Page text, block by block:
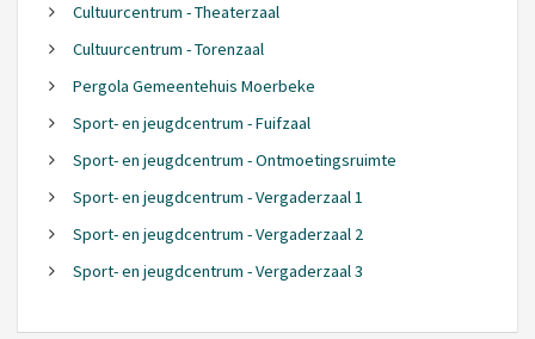
Cultuurcentrum - Theaterzaal
Cultuurcentrum - Torenzaal
Pergola Gemeentehuis Moerbeke
Sport- en jeugdcentrum - Fuifzaal
Sport- en jeugdcentrum - Ontmoetingsruimte
Sport- en jeugdcentrum - Vergaderzaal 1
Sport- en jeugdcentrum - Vergaderzaal 2
Sport- en jeugdcentrum - Vergaderzaal 3